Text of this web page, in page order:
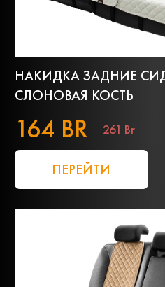
НАКИДКА ЗАДНИЕ
СЛОНОВАЯ КОСТЬ
164 BR 261 Br
ПЕРЕЙТИ